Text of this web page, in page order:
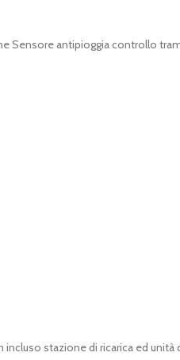
antipioggia controllo
stazione di ricarica ed